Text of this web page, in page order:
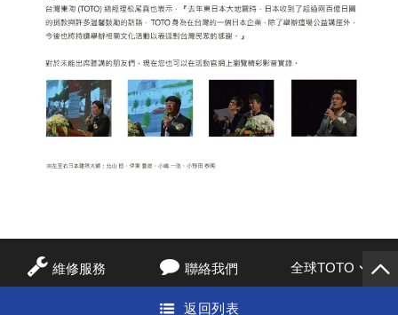
返回列表
維修服務 聯絡我們 全球TOTO